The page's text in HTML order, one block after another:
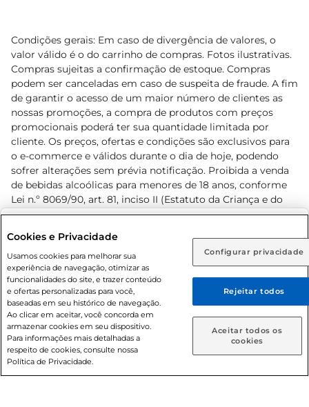
Rio de Janeiro (RJ) Goiás (GO)
Ou
Caso queira comprar online, informe como deseja receber
suas compras:
Entrega em casa Retire em Loja
Condições gerais: Em caso de divergência de valores, o
valor válido é o do carrinho de compras. Fotos ilustrativas.
Compras sujeitas a confirmação de estoque. Compras
podem ser canceladas em caso de suspeita de fraude. A fim
de garantir o acesso de um maior número de clientes as
nossas promoções, a compra de produtos com preços
promocionais poderá ter sua quantidade limitada por
cliente. Os preços, ofertas e condições são exclusivos para
o e-commerce e válidos durante o dia de hoje, podendo
sofrer alterações sem prévia notificação. Proibida a venda
de bebidas alcoólicas para menores de 18 anos, conforme
Lei n.º 8069/90, art. 81, inciso II (Estatuto da Criança e do
Adolescente). Preços e condições exclusivos para o
prévio. O valor mínimo para as compras on-line é de R$
80,00.
© 2026 Copyright. Todos os direitos
reservados Prezunic.
Cookies e Privacidade
Usamos cookies para melhorar sua
experiência de navegação, otimizar as
funcionalidades do site, e trazer conteúdo
e ofertas personalizadas para você,
baseadas em seu histórico de navegação.
Ao clicar em aceitar, você concorda em
armazenar cookies em seu dispositivo.
Para informações mais detalhadas a
respeito de cookies, consulte nossa
Política de Privacidade.
Configurar privacidade
Rejeitar todos
Aceitar todos os
cookies